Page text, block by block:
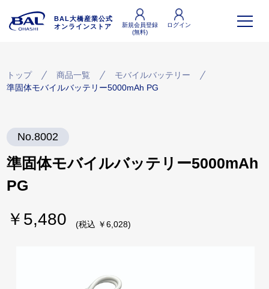
BAL大橋産業公式
オンラインストア
新規会員登録
(無料)
ログイン
トップ 商品一覧
モバイルバッテリー
準固体モバイルバッテリー5000mAh PG
No.8002
準固体モバイルバッテリー5000mAh
PG
￥5,480 (税込 ￥6,028)